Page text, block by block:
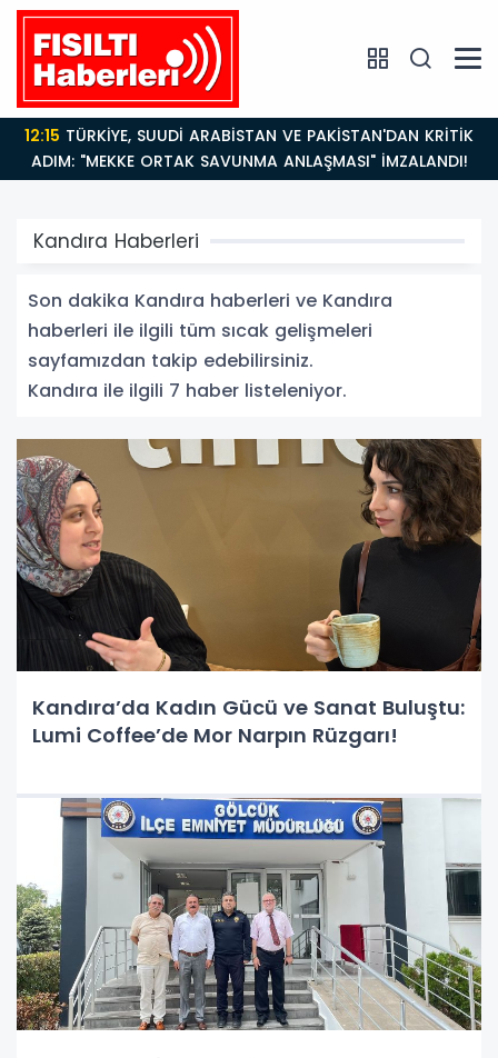
12:15
ADIM: "MEKKE ORTAK SAVUNMA ANLAŞMASI" İMZALANDI!
Kandıra Haberleri
Son dakika Kandıra haberleri ve Kandıra
haberleri ile ilgili tüm sıcak gelişmeleri
sayfamızdan takip edebilirsiniz.
Kandıra ile ilgili 7 haber listeleniyor.
Kandıra’da Kadın Gücü ve Sanat Buluştu:
Lumi Coffee’de Mor Narpın Rüzgarı!